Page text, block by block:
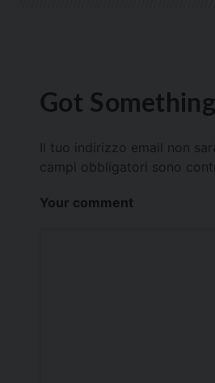
Got
Il tuo indirizzo email non
campi obbligatori sono
Your comment